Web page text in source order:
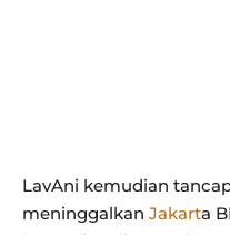
LavAni kemudian
meninggalkan Jakarta